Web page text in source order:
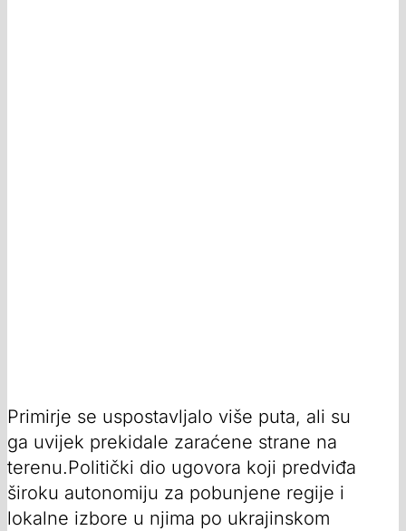
Primirje se uspostavljalo više puta, ali su
ga uvijek prekidale zaraćene strane na
terenu.Politički dio ugovora koji predviđa
široku autonomiju za pobunjene regije i
lokalne izbore u njima po ukrajinskom